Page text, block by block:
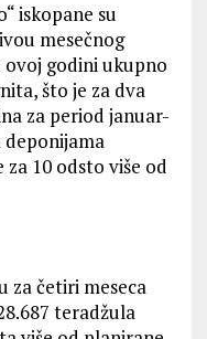
iskopane su
mesečnog
ovoj godini ukupno
što je za dva
za period januar-
deponijama
za 10 odsto više od
za četiri meseca
teradžula